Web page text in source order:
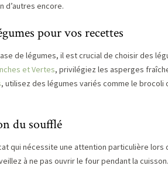
d’autres encore.
pour vos recettes
de légumes, il est crucial de choisir des
et Vertes, privilégiez les asperges
, utilisez des légumes variés comme le brocoli
du soufflé
qui nécessite une attention particulière lors
à ne pas ouvrir le four pendant la